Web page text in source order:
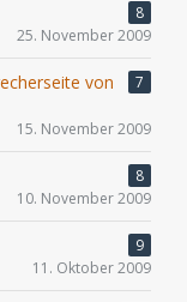
8
25. November 2009
von
7
15. November 2009
8
10. November 2009
9
11. Oktober 2009